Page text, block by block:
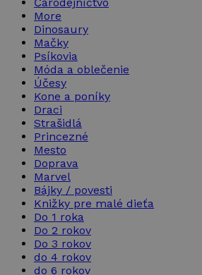
More
Dinosaury
Mačky
Psíkovia
Móda a oblečenie
Účesy
Kone a poníky
Draci
Strašidlá
Princezné
Mesto
Doprava
Marvel
Bájky / povesti
Knižky pre malé dieťa
Do 1 roka
Do 2 rokov
Do 3 rokov
do 4 rokov
do 6 rokov